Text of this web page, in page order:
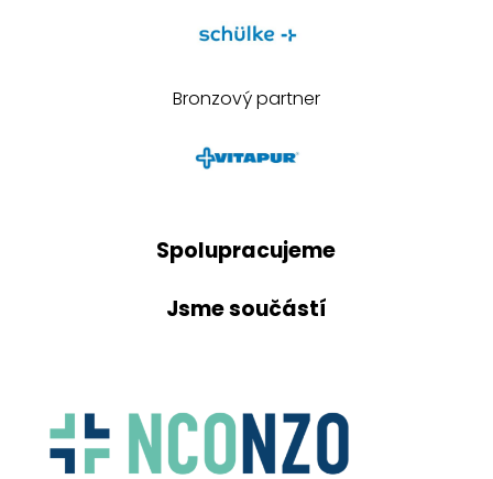
Bronzový partner
Spolupracujeme
Jsme součástí